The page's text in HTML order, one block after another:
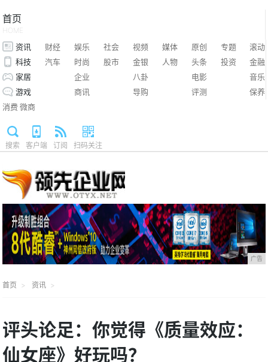
首页
HOME
资讯 财经 娱乐 社会 视频 媒体 原创 专题
滚动
科技
汽车 时尚 股市 金银 人物 头条 投资
金融
家居
企业 八卦 电影
音乐
游戏
商讯 导购 评测
保养
消费 微商
搜索 客户端 订阅 扫码关注
广告
首页 资讯
评头论足：你觉得《质量效应：
仙女座》好玩吗？